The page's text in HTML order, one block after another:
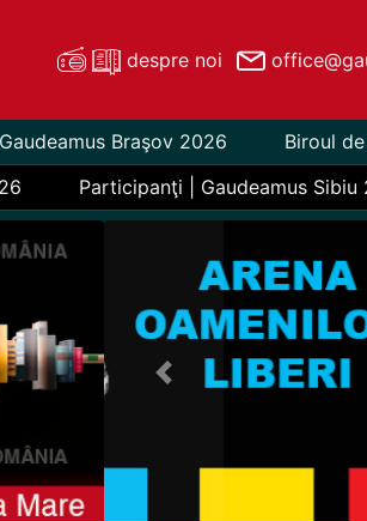
despre noi
Gaudeamus Braşov 2026 Biroul
Participanţi | Gaudeamus Sibiu
Previous